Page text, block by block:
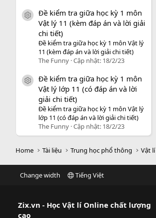
icon tài liệu
Đề kiểm tra giữa học kỳ 1 môn
Vật lý 11 (kèm đáp án và lời giải
chi tiết)
Đề kiểm tra giữa học kỳ 1 môn Vật lý
11 (kèm đáp án và lời giải chi tiết)
The Funny Cập nhật: 18/2/23
icon tài liệu
Đề kiểm tra giữa học kỳ 1 môn
Vật lý lớp 11 (có đáp án và lời
giải chi tiết)
Đề kiểm tra giữa học kỳ 1 môn Vật lý
lớp 11 (có đáp án và lời giải chi tiết)
The Funny Cập nhật: 18/2/23
Home Tài liệu Trung học phổ thông Vật lí
Change width Tiếng Việt
Zix.vn - Học Vật lí Online chất lượng
cao